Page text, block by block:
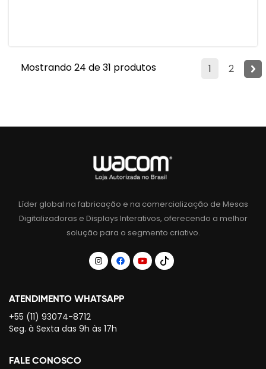
1 2
Mostrando 24 de 31 produtos
Líder global na fabricação e na comercialização de Mesas
Digitalizadoras e Displays Interativos, oferecendo a melhor
solução para o segmento criativo.
ATENDIMENTO WHATSAPP
+55 (11) 93074-8712
Seg. à Sexta das 9h às 17h
FALE CONOSCO